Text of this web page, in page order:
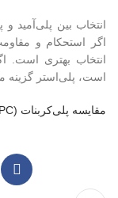
انتخاب بین پلی‌آمید
اگر استحکام و
انتخاب بهتری است.
است، پلی‌استر گزینه
مقایسه پلی‌کربنات (PC) و اکریلیک